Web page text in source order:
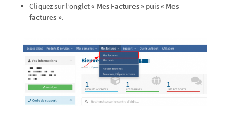
Cliquez sur l’onglet« Mes Factures » puis« Mes
factures ».